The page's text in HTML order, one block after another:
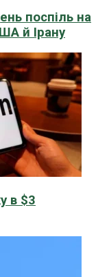
поспіль на
й Ірану
в $3